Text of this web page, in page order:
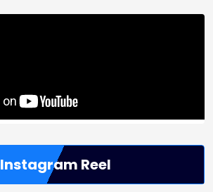
Instagram Reel